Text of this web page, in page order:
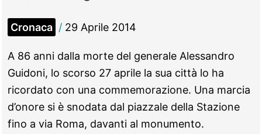
Cronaca / 29 Aprile 2014
A 86 anni dalla morte del generale Alessandro
Guidoni, lo scorso 27 aprile la sua città lo ha
ricordato con una commemorazione. Una marcia
d’onore si è snodata dal piazzale della Stazione
fino a via Roma, davanti al monumento.